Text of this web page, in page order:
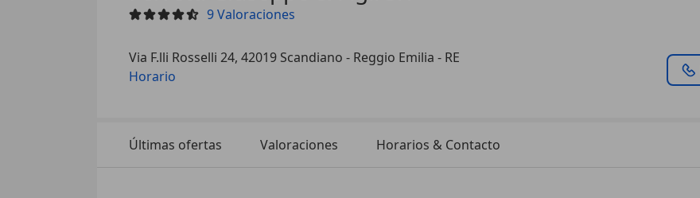
9Valoraciones
Via F.lli Rosselli 24, 42019 Scandiano - Reggio Emilia - RE
Horario
Últimas ofertas Valoraciones Horarios & Contacto